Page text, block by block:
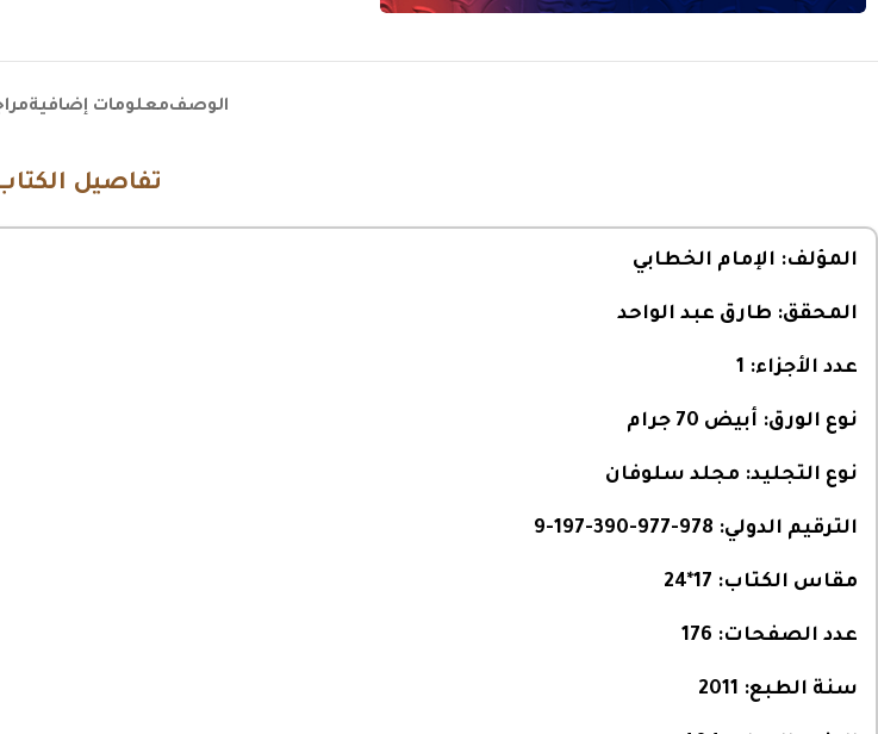
الوصفمعلومات إضافية
تفاصيل
المؤلف: الإمام الخطابي
المحقق: طارق عبد الواحد
عدد الأجزاء:
نوع الورق: أبيض 70 جرام
نوع التجليد: مجلد سلوفان
الترقيم الدولي:
مقاس الكتاب:
عدد الصفحات:
سنة الطبع: